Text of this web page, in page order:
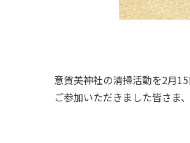
意賀美神社の清掃活動を2月15
ご参加いただきました皆さま